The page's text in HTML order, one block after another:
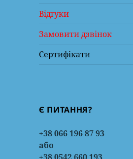
Відгуки
Замовити дзвінок
Сертифікати
Є ПИТАННЯ?
+38 066 196 87 93
або